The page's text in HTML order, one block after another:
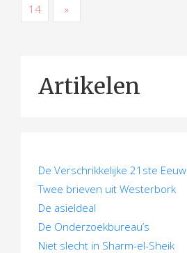
r
14 »
Artikelen
De Verschrikkelijke 21ste Eeuw
Twee brieven uit Westerbork
De asieldeal
De Onderzoekbureau’s
Niet slecht in Sharm-el-Sheik